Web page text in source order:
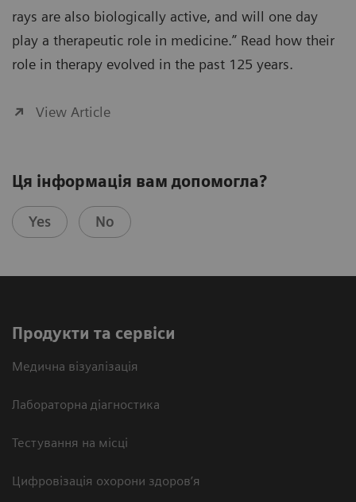
rays are also biologically active, and will one day
play a therapeutic role in medicine.” Read how their
role in therapy evolved in the past 125 years.
View Article
Ця інформація вам допомогла?
Yes No
Продукти та сервіси
Медична візуалізація
Лабораторна діагностика
Тестування на місці
Цифровізація охорони здоров’я